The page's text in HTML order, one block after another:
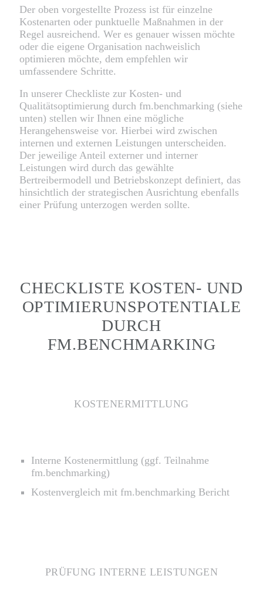
Der oben vorgestellte Prozess ist für einzelne
Kostenarten oder punktuelle Maßnahmen in der
Regel ausreichend. Wer es genauer wissen möchte
oder die eigene Organisation nachweislich
optimieren möchte, dem empfehlen wir
umfassendere Schritte.
In unserer Checkliste zur Kosten- und
Qualitätsoptimierung durch fm.benchmarking (siehe
unten) stellen wir Ihnen eine mögliche
Herangehensweise vor. Hierbei wird zwischen
internen und externen Leistungen unterscheiden.
Der jeweilige Anteil externer und interner
Leistungen wird durch das gewählte
Bertreibermodell und Betriebskonzept definiert, das
hinsichtlich der strategischen Ausrichtung ebenfalls
einer Prüfung unterzogen werden sollte.
CHECKLISTE KOSTEN- UND
OPTIMIERUNSPOTENTIALE
DURCH
FM.BENCHMARKING
KOSTENERMITTLUNG
Interne Kostenermittlung (ggf. Teilnahme
fm.benchmarking)
Kostenvergleich mit fm.benchmarking Bericht
PRÜFUNG INTERNE LEISTUNGEN